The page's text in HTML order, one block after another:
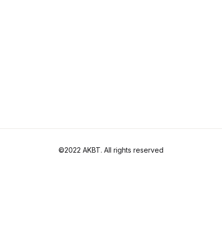
©2022 AKBT. All rights reserved